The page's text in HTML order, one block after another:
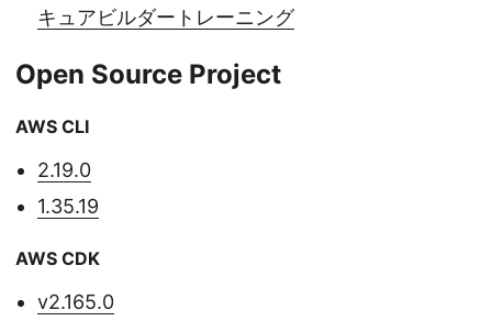
キュアビルダートレーニング
Open Source Project
AWS CLI
2.19.0
1.35.19
AWS CDK
v2.165.0